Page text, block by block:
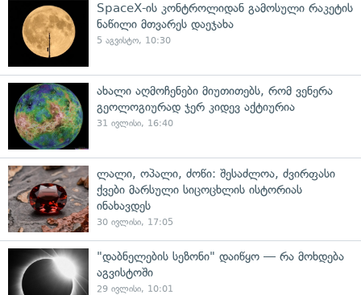
SpaceX-ის კონტროლიდან გამოსული რაკეტის
ნაწილი მთვარეს დაეჯახა
5 აგვისტო, 10:30
ახალი აღმოჩენები მიუთითებს, რომ ვენერა
გეოლოგიურად ჯერ კიდევ აქტიურია
31 ივლისი, 16:40
ლალი, ოპალი, ძოწი: შესაძლოა, ძვირფასი
ქვები მარსული სიცოცხლის ისტორიას
ინახავდეს
30 ივლისი, 17:05
"დაბნელების სეზონი" დაიწყო — რა მოხდება
აგვისტოში
29 ივლისი, 10:01